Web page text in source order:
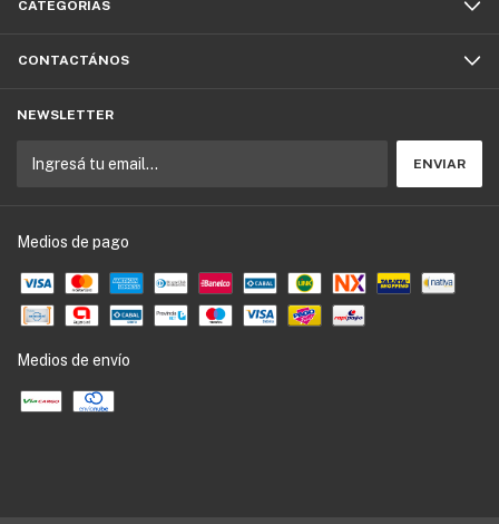
CATEGORÍAS
CONTACTÁNOS
NEWSLETTER
Medios de pago
Medios de envío